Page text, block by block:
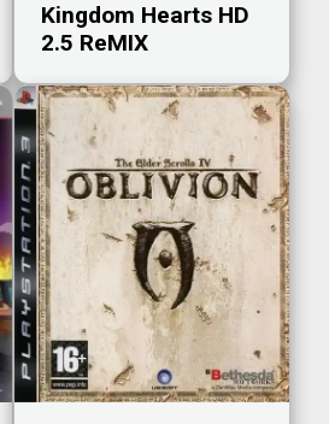
Kingdom Hearts HD
2.5 ReMIX